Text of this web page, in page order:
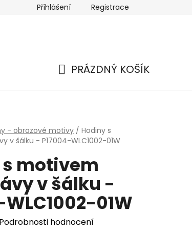
Přihlášení Registrace
PRÁZDNÝ KOŠÍK
- obrazové motivy / Hodiny s
v šálku - P17004-WLC1002-01W
motivem
v šálku -
01W
Podrobnosti hodnocení